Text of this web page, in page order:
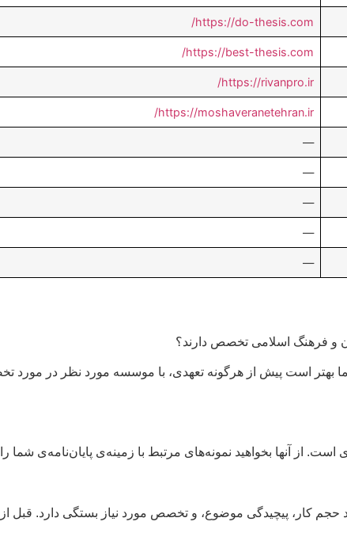
https://do-thesis.com/
https://best-thesis.com/
https://rivanpro.ir/
https://moshaveranetehran.ir/
—
—
—
—
—
و فرهنگ اسلامی تخصص دارند؟
است پیش از هرگونه تعهدی، با موسسه مورد نظر در مورد
از آنها بخواهید نمونه‌های مرتبط با زمینه‌ی پایان‌نامه‌ی شما را
حجم کار، پیچیدگی موضوع، و تخصص مورد نیاز بستگی دارد. قبل